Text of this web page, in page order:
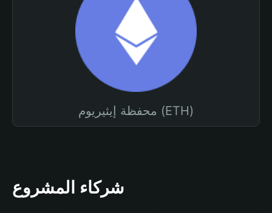
محفظة إيثيريوم (ETH)
شركاء المشروع